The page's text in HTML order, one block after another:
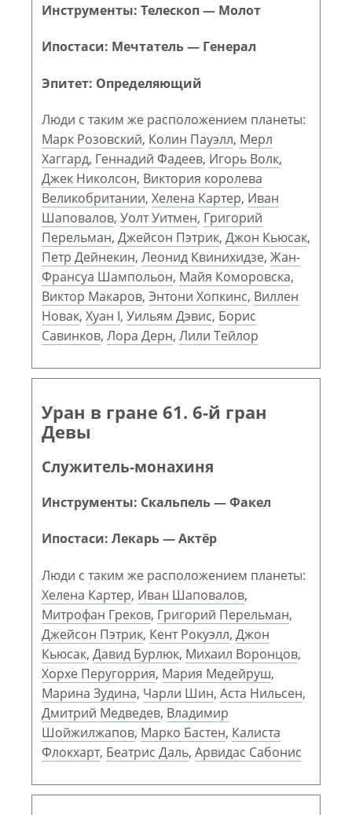
Инструменты: Телескоп — Молот
Ипостаси: Мечтатель — Генерал
Эпитет: Определяющий
Люди с таким же расположением планеты:
Марк Розовский, Колин Пауэлл, Мерл
Хаггард, Геннадий Фадеев, Игорь Волк,
Джек Николсон, Виктория королева
Великобритании, Хелена Картер, Иван
Шаповалов, Уолт Уитмен, Григорий
Перельман, Джейсон Пэтрик, Джон Кьюсак,
Петр Дейнекин, Леонид Квинихидзе, Жан-
Франсуа Шампольон, Майя Коморовска,
Виктор Макаров, Энтони Хопкинс, Виллен
Новак, Хуан I, Уильям Дэвис, Борис
Савинков, Лора Дерн, Лили Тейлор
Уран в гране 61. 6-й гран
Девы
Служитель-монахиня
Инструменты: Скальпель — Факел
Ипостаси: Лекарь — Актёр
Люди с таким же расположением планеты:
Хелена Картер, Иван Шаповалов,
Митрофан Греков, Григорий Перельман,
Джейсон Пэтрик, Кент Рокуэлл, Джон
Кьюсак, Давид Бурлюк, Михаил Воронцов,
Хорхе Перугоррия, Мария Медейруш,
Марина Зудина, Чарли Шин, Аста Нильсен,
Дмитрий Медведев, Владимир
Шойжилжапов, Марко Бастен, Калиста
Флокхарт, Беатрис Даль, Арвидас Сабонис